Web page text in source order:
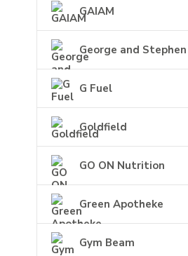
GAIAM
George and Stephen
G Fuel
Goldfield
GO ON Nutrition
Green Apotheke
Gym Beam